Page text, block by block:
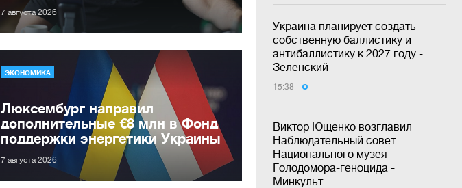
Украина планирует создать
собственную баллистику и
антибаллистику к 2027 году -
Зеленский
15:38
Виктор Ющенко возглавил
Наблюдательный совет
Национального музея
Голодомора-геноцида -
Минкульт
7 августа 2026
ЭКОНОМИКА
Люксембург направил
дополнительные €8 млн в Фонд
поддержки энергетики Украины
7 августа 2026